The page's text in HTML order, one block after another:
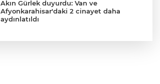
Akın Gürlek duyurdu: Van ve
Afyonkarahisar'daki 2 cinayet daha
aydınlatıldı